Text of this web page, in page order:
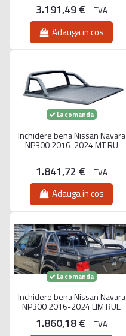
3.191,49 € + TVA
Adauga in cos
La comanda
Inchidere bena Nissan Navara
NP300 2016-2024 MT RU
1.841,72 € + TVA
Adauga in cos
La comanda
Inchidere bena Nissan Navara
NP300 2016-2024 LIM RUE
1.860,18 € + TVA